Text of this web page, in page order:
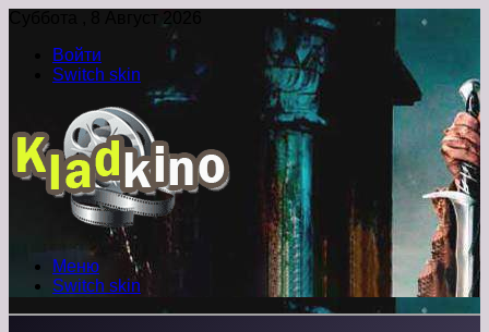
Суббота , 8 Август 2026
Войти
Switch skin
Меню
Switch skin